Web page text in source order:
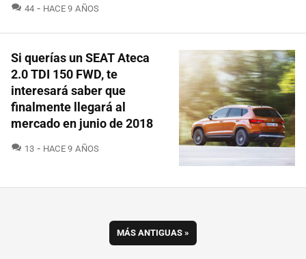
44 COMENTARIOS
HACE 9 AÑOS
Si querías un SEAT Ateca
2.0 TDI 150 FWD, te
interesará saber que
finalmente llegará al
mercado en junio de 2018
13 COMENTARIOS
HACE 9 AÑOS
MÁS ANTIGUAS »